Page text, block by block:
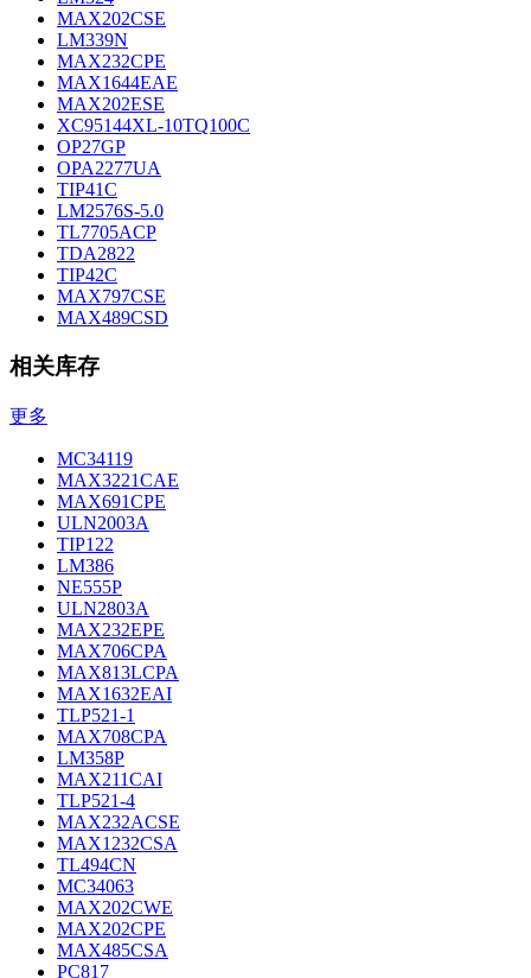
MAX202CSE
LM339N
MAX232CPE
MAX1644EAE
MAX202ESE
XC95144XL-10TQ100C
OP27GP
OPA2277UA
TIP41C
LM2576S-5.0
TL7705ACP
TDA2822
TIP42C
MAX797CSE
MAX489CSD
相关库存
更多
MC34119
MAX3221CAE
MAX691CPE
ULN2003A
TIP122
LM386
NE555P
ULN2803A
MAX232EPE
MAX706CPA
MAX813LCPA
MAX1632EAI
TLP521-1
MAX708CPA
LM358P
MAX211CAI
TLP521-4
MAX232ACSE
MAX1232CSA
TL494CN
MC34063
MAX202CWE
MAX202CPE
MAX485CSA
PC817